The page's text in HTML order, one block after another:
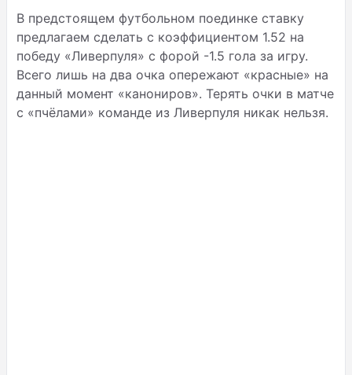
В предстоящем футбольном поединке ставку
предлагаем сделать с коэффициентом 1.52 на
победу «Ливерпуля» с форой -1.5 гола за игру.
Всего лишь на два очка опережают «красные» на
данный момент «канониров». Терять очки в матче
с «пчёлами» команде из Ливерпуля никак нельзя.